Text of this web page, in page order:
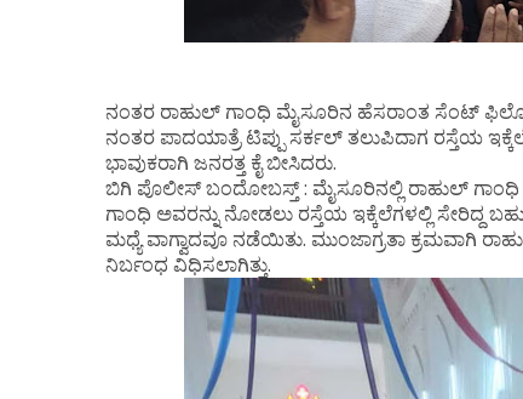
ನಂತರ ರಾಹುಲ್ ಗಾಂಧಿ ಮೈಸೂರಿನ ಹೆಸರಾಂತ ಸೆಂಟ್
ನಂತರ ಪಾದಯಾತ್ರೆ ಟಿಪ್ಪು ಸರ್ಕಲ್ ತಲುಪಿದಾಗ ರಸ್ತೆಯ
ಭಾವುಕರಾಗಿ ಜನರತ್ತ ಕೈ ಬೀಸಿದರು.
ಬಿಗಿ ಪೊಲೀಸ್ ಬಂದೋಬಸ್ತ್ : ಮೈಸೂರಿನಲ್ಲಿ ರಾಹುಲ್
ಗಾಂಧಿ ಅವರನ್ನು ನೋಡಲು ರಸ್ತೆಯ ಇಕ್ಕೆಲೆಗಳಲ್ಲಿ ಸೇರಿದ್ದ
ಮಧ್ಯೆ ವಾಗ್ವಾದವೂ ನಡೆಯಿತು. ಮುಂಜಾಗ್ರತಾ ಕ್ರಮವಾಗಿ
ನಿರ್ಬಂಧ ವಿಧಿಸಲಾಗಿತ್ತು.